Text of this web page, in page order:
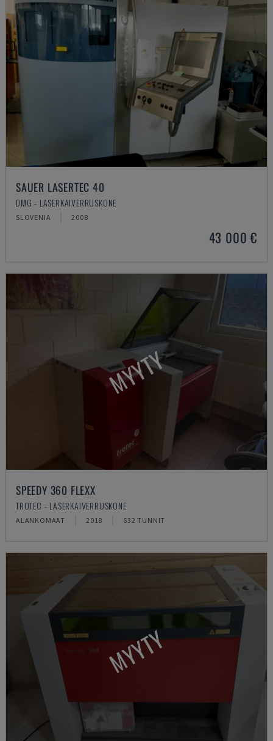
SAUER LASERTEC 40
DMG - LASERKAIVERRUSKONE
SLOVENIA 2008
43 000 €
MYYTY
SPEEDY 360 FLEXX
TROTEC - LASERKAIVERRUSKONE
ALANKOMAAT 2018 632 TUNNIT
MYYTY